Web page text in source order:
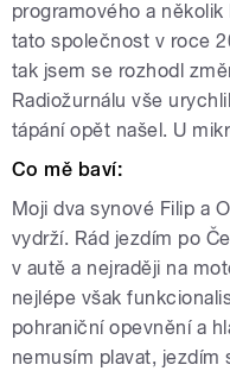
programového a
tato společnost v roce
tak jsem se rozhodl
Radiožurnálu vše
tápání opět našel. U
Co mě baví:
Moji dva synové Filip a
vydrží. Rád jezdím po
v autě a nejraději na
nejlépe však
pohraniční opevnění a
nemusím plavat, jezdím